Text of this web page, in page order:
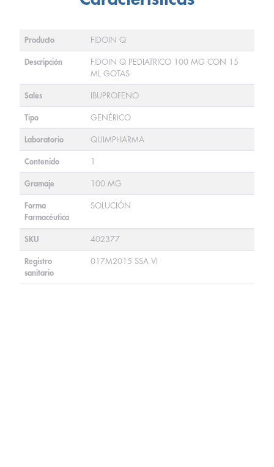
Producto FIDOIN Q
Descripción
FIDOIN Q PEDIATRICO 100 MG CON 15
ML GOTAS
Sales IBUPROFENO
Tipo GENÉRICO
Laboratorio QUIMPHARMA
Contenido 1
Gramaje 100 MG
Forma
Farmacéutica
SOLUCIÓN
SKU 402377
Registro
sanitario
017M2015 SSA VI